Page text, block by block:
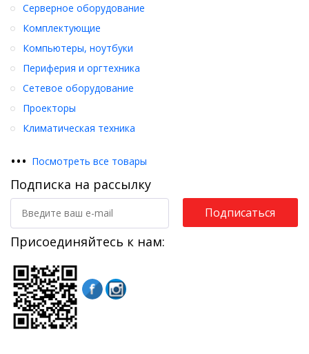
Серверное оборудование
Комплектующие
Компьютеры, ноутбуки
Периферия и оргтехника
Сетевое оборудование
Проекторы
Климатическая техника
••• Посмотреть все товары
Подписка на рассылку
Подписаться
Присоединяйтесь к нам: